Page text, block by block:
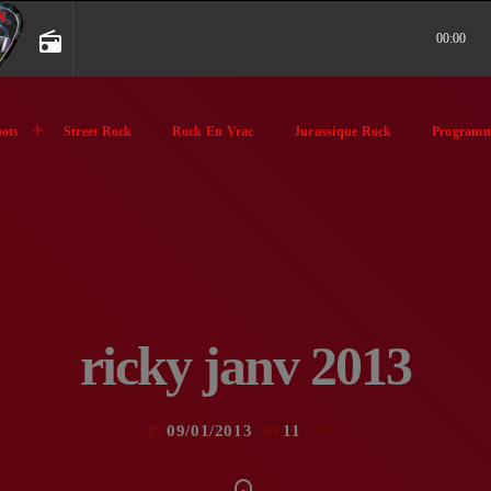
radio 00:00
Street Rock Rock En Vrac Jurassique Rock
ricky janv 2013
09/01/2013 11